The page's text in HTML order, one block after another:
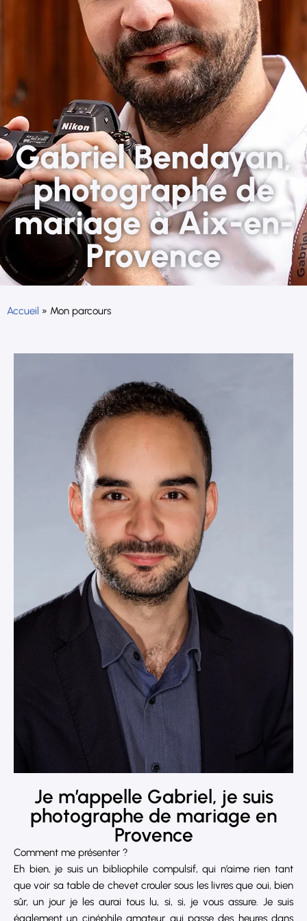
Gabriel Bendayan,
photographe de
mariage à Aix-en-
Provence
Accueil » Mon parcours
Je m’appelle Gabriel, je suis
photographe de mariage en
Provence
Comment me présenter ?
Eh bien, je suis un bibliophile compulsif, qui n’aime rien tant
que voir sa table de chevet crouler sous les livres que oui, bien
sûr, un jour je les aurai tous lu, si, si, je vous assure. Je suis
également un cinéphile amateur qui passe des heures dans